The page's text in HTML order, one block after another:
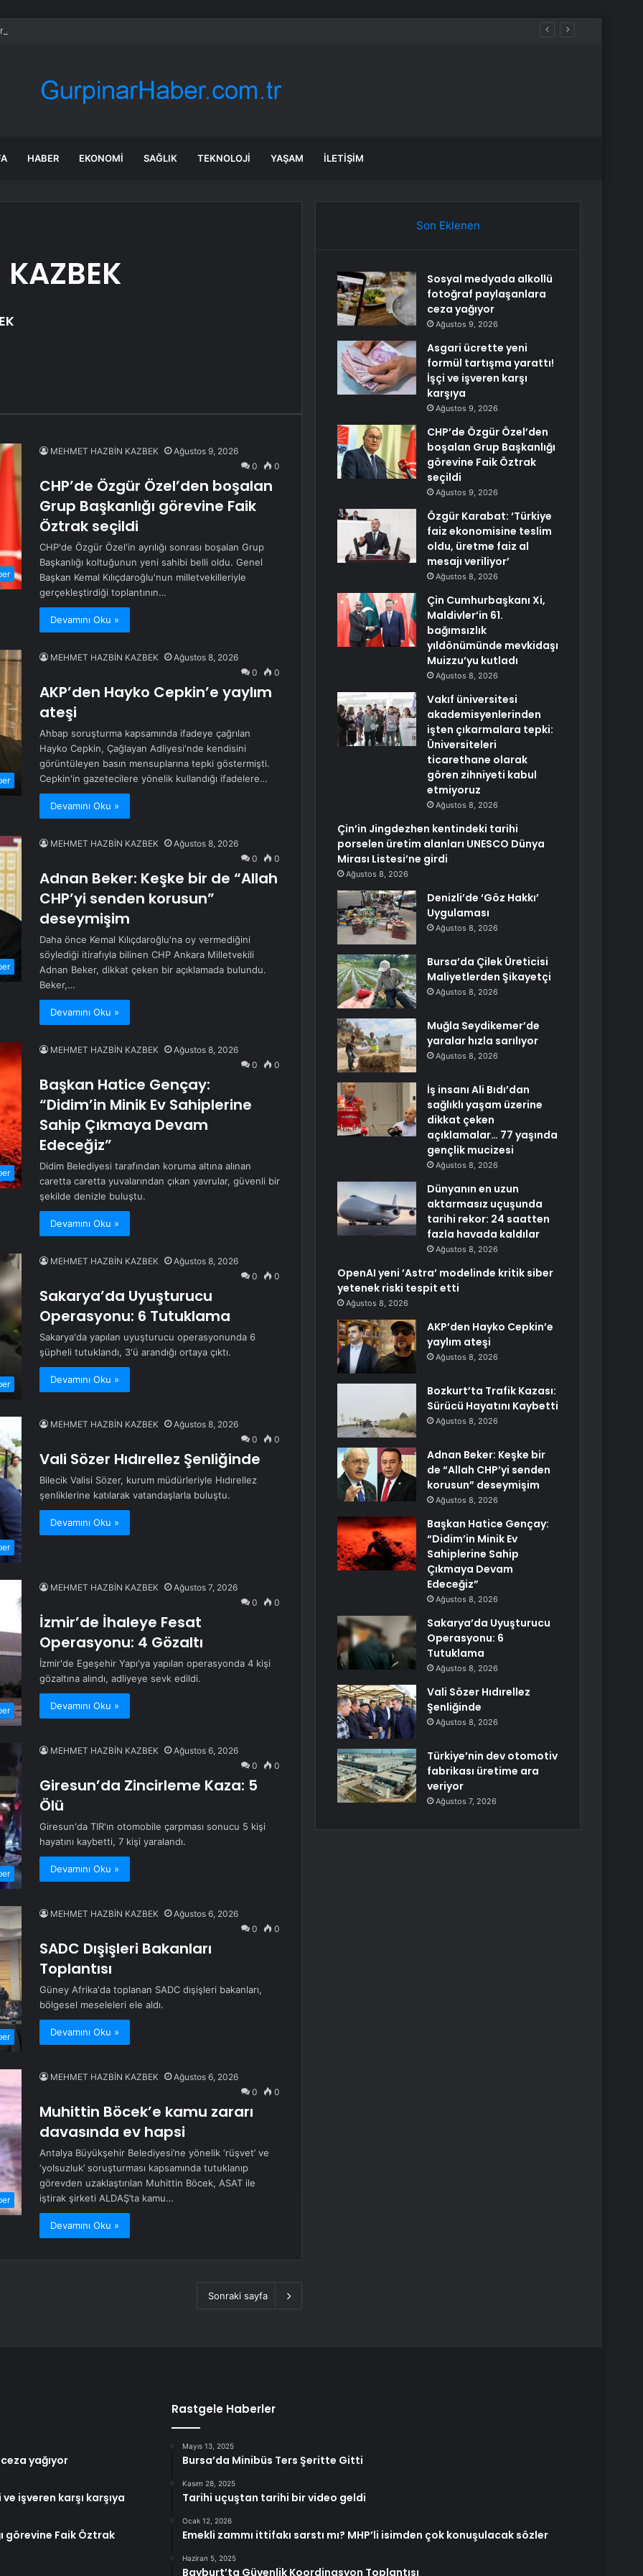
yeni formül tartışma yarattı! İşçi ve işveren karşı karşıya
HABER EKONOMI SAĞLIK TEKNOLOJI YAŞAM İLETIŞIM
MEHMET HAZBİN KAZBEK
Ağustos 9, 2026
0
0
CHP’de Özgür Özel’den boşalan
Grup Başkanlığı görevine Faik
Öztrak seçildi
CHP'de Özgür Özel'in ayrılığı sonrası boşalan Grup
Başkanlığı koltuğunun yeni sahibi belli oldu. Genel
Başkan Kemal Kılıçdaroğlu'nun milletvekilleriyle
gerçekleştirdiği toplantının…
Devamını Oku »
MEHMET HAZBİN KAZBEK
Ağustos 8, 2026
0
0
AKP’den Hayko Cepkin’e yaylım
ateşi
Ahbap soruşturma kapsamında ifadeye çağrılan
Hayko Cepkin, Çağlayan Adliyesi'nde kendisini
görüntüleyen basın mensuplarına tepki göstermişti.
Cepkin'in gazetecilere yönelik kullandığı ifadelere…
Devamını Oku »
MEHMET HAZBİN KAZBEK
Ağustos 8, 2026
0
0
Adnan Beker: Keşke bir de “Allah
CHP’yi senden korusun”
deseymişim
Daha önce Kemal Kılıçdaroğlu'na oy vermediğini
söylediği itirafıyla bilinen CHP Ankara Milletvekili
Adnan Beker, dikkat çeken bir açıklamada bulundu.
Beker,…
Devamını Oku »
MEHMET HAZBİN KAZBEK
Ağustos 8, 2026
0
0
Başkan Hatice Gençay:
“Didim’in Minik Ev Sahiplerine
Sahip Çıkmaya Devam
Edeceğiz”
Didim Belediyesi tarafından koruma altına alınan
caretta caretta yuvalarından çıkan yavrular, güvenli bir
şekilde denizle buluştu.
Devamını Oku »
MEHMET HAZBİN KAZBEK
Ağustos 8, 2026
0
0
Sakarya’da Uyuşturucu
Operasyonu: 6 Tutuklama
Sakarya'da yapılan uyuşturucu operasyonunda 6
şüpheli tutuklandı, 3'ü arandığı ortaya çıktı.
Devamını Oku »
MEHMET HAZBİN KAZBEK
Ağustos 8, 2026
0
0
Vali Sözer Hıdırellez Şenliğinde
Bilecik Valisi Sözer, kurum müdürleriyle Hıdırellez
şenliklerine katılarak vatandaşlarla buluştu.
Devamını Oku »
MEHMET HAZBİN KAZBEK
Ağustos 7, 2026
0
0
İzmir’de İhaleye Fesat
Operasyonu: 4 Gözaltı
İzmir'de Egeşehir Yapı'ya yapılan operasyonda 4 kişi
gözaltına alındı, adliyeye sevk edildi.
Devamını Oku »
MEHMET HAZBİN KAZBEK
Ağustos 6, 2026
0
0
Giresun’da Zincirleme Kaza: 5
Ölü
Giresun'da TIR'ın otomobile çarpması sonucu 5 kişi
hayatını kaybetti, 7 kişi yaralandı.
Devamını Oku »
MEHMET HAZBİN KAZBEK
Ağustos 6, 2026
0
0
SADC Dışişleri Bakanları
Toplantısı
Güney Afrika'da toplanan SADC dışişleri bakanları,
bölgesel meseleleri ele aldı.
Devamını Oku »
MEHMET HAZBİN KAZBEK
Ağustos 6, 2026
0
0
Muhittin Böcek’e kamu zararı
davasında ev hapsi
Antalya Büyükşehir Belediyesi’ne yönelik ‘rüşvet’ ve
‘yolsuzluk’ soruşturması kapsamında tutuklanıp
görevden uzaklaştırılan Muhittin Böcek, ASAT ile
iştirak şirketi ALDAŞ’ta kamu…
Devamını Oku »
Sonraki sayfa
Son Eklenen
Sosyal medyada alkollü
fotoğraf paylaşanlara
ceza yağıyor
Ağustos 9, 2026
Asgari ücrette yeni
formül tartışma yarattı!
İşçi ve işveren karşı
karşıya
Ağustos 9, 2026
CHP’de Özgür Özel’den
boşalan Grup Başkanlığı
görevine Faik Öztrak
seçildi
Ağustos 9, 2026
Özgür Karabat: ‘Türkiye
faiz ekonomisine teslim
oldu, üretme faiz al
mesajı veriliyor’
Ağustos 8, 2026
Çin Cumhurbaşkanı Xi,
Maldivler’in 61.
bağımsızlık
yıldönümünde mevkidaşı
Muizzu’yu kutladı
Ağustos 8, 2026
Vakıf üniversitesi
akademisyenlerinden
işten çıkarmalara tepki:
Üniversiteleri
ticarethane olarak
gören zihniyeti kabul
etmiyoruz
Ağustos 8, 2026
Çin’in Jingdezhen kentindeki tarihi
porselen üretim alanları UNESCO Dünya
Mirası Listesi’ne girdi
Ağustos 8, 2026
Denizli’de ‘Göz Hakkı’
Uygulaması
Ağustos 8, 2026
Bursa’da Çilek Üreticisi
Maliyetlerden Şikayetçi
Ağustos 8, 2026
Muğla Seydikemer’de
yaralar hızla sarılıyor
Ağustos 8, 2026
İş insanı Ali Bıdı’dan
sağlıklı yaşam üzerine
dikkat çeken
açıklamalar… 77 yaşında
gençlik mucizesi
Ağustos 8, 2026
Dünyanın en uzun
aktarmasız uçuşunda
tarihi rekor: 24 saatten
fazla havada kaldılar
Ağustos 8, 2026
OpenAI yeni ’Astra’ modelinde kritik siber
yetenek riski tespit etti
Ağustos 8, 2026
AKP’den Hayko Cepkin’e
yaylım ateşi
Ağustos 8, 2026
Bozkurt’ta Trafik Kazası:
Sürücü Hayatını Kaybetti
Ağustos 8, 2026
Adnan Beker: Keşke bir
de “Allah CHP’yi senden
korusun” deseymişim
Ağustos 8, 2026
Başkan Hatice Gençay:
“Didim’in Minik Ev
Sahiplerine Sahip
Çıkmaya Devam
Edeceğiz”
Ağustos 8, 2026
Sakarya’da Uyuşturucu
Operasyonu: 6
Tutuklama
Ağustos 8, 2026
Vali Sözer Hıdırellez
Şenliğinde
Ağustos 8, 2026
Türkiye’nin dev otomotiv
fabrikası üretime ara
veriyor
Ağustos 7, 2026
yağıyor
işveren karşı karşıya
görevine Faik Öztrak
Rastgele Haberler
Mayıs 13, 2025
Bursa’da Minibüs Ters Şeritte Gitti
Kasım 28, 2025
Tarihi uçuştan tarihi bir video geldi
Ocak 12, 2026
Emekli zammı ittifakı sarstı mı? MHP’li isimden çok konuşulacak sözler
Haziran 5, 2025
Bayburt’ta Güvenlik Koordinasyon Toplantısı